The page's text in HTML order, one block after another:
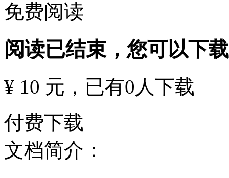
免费阅读
阅读已结束，您可以下
¥ 10 元 ，已有0 人下载
付费下载
文档简介：